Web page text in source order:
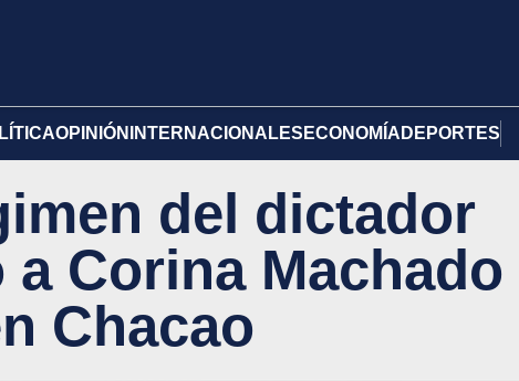
OPINIÓN INTERNACIONALES ECONOMÍA DEPORTES
del dictador
Corina Machado
Chacao